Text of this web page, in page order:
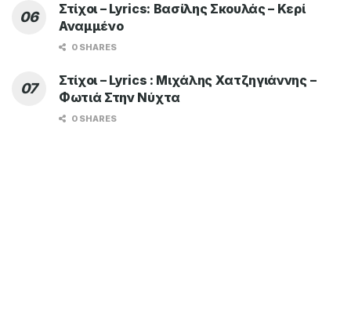
Στίχοι – Lyrics: Βασίλης Σκουλάς – Κερί
Αναμμένο
0 SHARES
Στίχοι – Lyrics : Μιχάλης Χατζηγιάννης –
Φωτιά Στην Νύχτα
0 SHARES